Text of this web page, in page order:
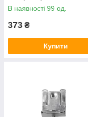
Хром глянець
В наявності 99 од.
373 ₴
Купити